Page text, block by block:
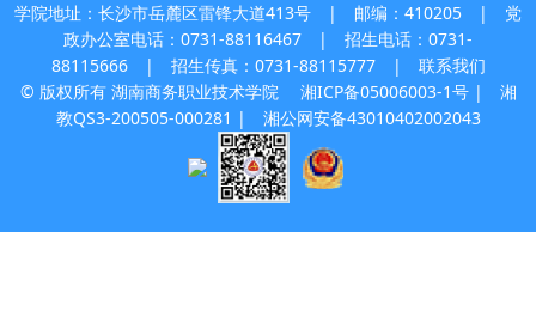
学院地址：长沙市岳麓区雷锋大道413号 | 邮编：410205 | 党
政办公室电话：0731-88116467 | 招生电话：0731-
88115666 | 招生传真：0731-88115777 | 联系我们
© 版权所有 湖南商务职业技术学院
湘ICP备05006003-1号 | 湘
教QS3-200505-000281 | 湘公网安备43010402002043